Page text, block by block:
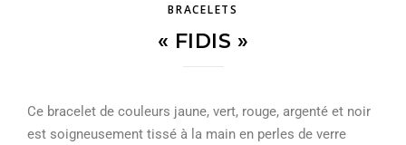
BRACELETS
« FIDIS »
Ce bracelet de couleurs jaune, vert, rouge, argenté et noir
est soigneusement tissé à la main en perles de verre